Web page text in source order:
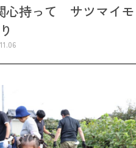
持って サツマイモ